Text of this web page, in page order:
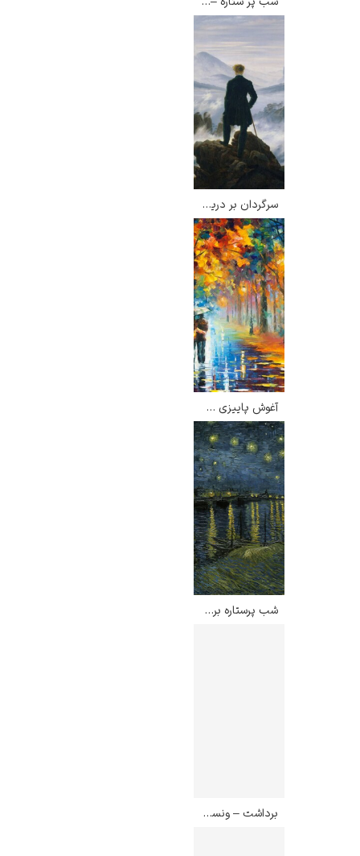
گوستاو کلیمت
ادوارد مونک
کامی پیسارو
ادوارد هاپر
ادگار دگا
رامبرانت
سرگردان بر دریای مه – کاسپار داوید فریدریش
آغوش پاییزی – لئونید آفرمو
شب پرستاره برفراز رود رن – ونسان ون گوگ
برداشت – ونسان ون گوگ